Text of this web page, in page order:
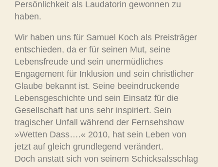
Persönlichkeit als Laudatorin gewonnen zu
haben.
Wir haben uns für Samuel Koch als Preisträger
entschieden, da er für seinen Mut, seine
Lebensfreude und sein unermüdliches
Engagement für Inklusion und sein christlicher
Glaube bekannt ist. Seine beeindruckende
Lebensgeschichte und sein Einsatz für die
Gesellschaft hat uns sehr inspiriert. Sein
tragischer Unfall während der Fernsehshow
»Wetten Dass….« 2010, hat sein Leben von
jetzt auf gleich grundlegend verändert.
Doch anstatt sich von seinem Schicksalsschlag